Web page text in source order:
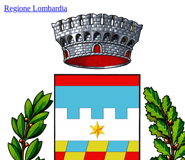
Regione Lombardia